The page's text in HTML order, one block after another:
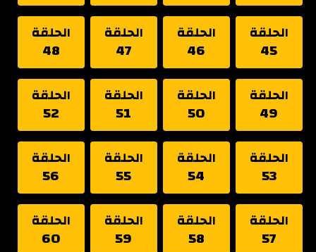
الحلقة
45
الحلقة
46
الحلقة
47
الحلقة
48
الحلقة
49
الحلقة
50
الحلقة
51
الحلقة
52
الحلقة
53
الحلقة
54
الحلقة
55
الحلقة
56
الحلقة
57
الحلقة
58
الحلقة
59
الحلقة
60